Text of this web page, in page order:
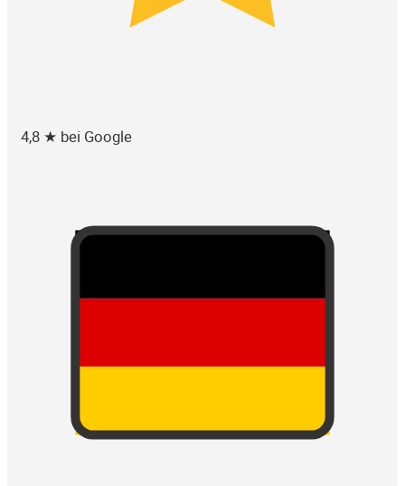
4,8 ★ bei Google